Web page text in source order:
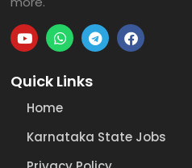
Quick Links
Home
Karnataka State Jobs